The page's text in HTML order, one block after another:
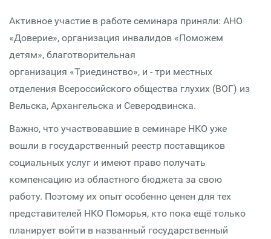
Активное участие в работе семинара приняли: АНО
«Доверие», организация инвалидов «Поможем
детям», благотворительная
организация «Триединство», и - три местных
отделения Всероссийского общества глухих (ВОГ) из
Вельска, Архангельска и Северодвинска.
Важно, что участвовавшие в семинаре НКО уже
вошли в государственный реестр поставщиков
социальных услуг и имеют право получать
компенсацию из областного бюджета за свою
работу. Поэтому их опыт особенно ценен для тех
представителей НКО Поморья, кто пока ещё только
планирует войти в названный государственный